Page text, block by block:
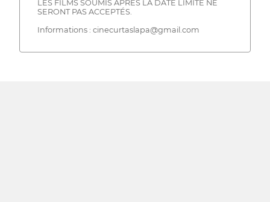
LES FILMS SOUMIS APRÈS LA DATE LIMITE NE
SERONT PAS ACCEPTÉS.
Informations : cinecurtaslapa@gmail.com